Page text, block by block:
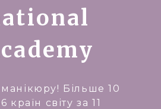
Більше 10
країн світу за 11